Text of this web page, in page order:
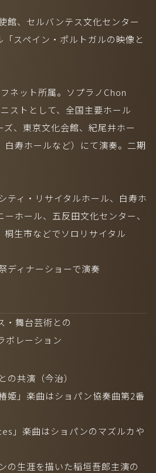
、セルバンテス文化センター
スペイン・ポルトガルの映像と
ネット所属。ソプラノChon
ストとして、全国主要ホール
ズ、東京文化会館、紀尾井ホー
白寿ホールなど）にて演奏。二期
ィ・リサイタルホール、白寿ホ
ホール、五反田文化センター、
桐生市などでソロリサイタル
ィナーショーで演奏
・舞台芸術との
ボレーション
の共演（今治）
姫」楽曲はショパン協奏曲第2番
」楽曲はショパンのマズルカや
の生涯を描いた稲垣吾郎主演の